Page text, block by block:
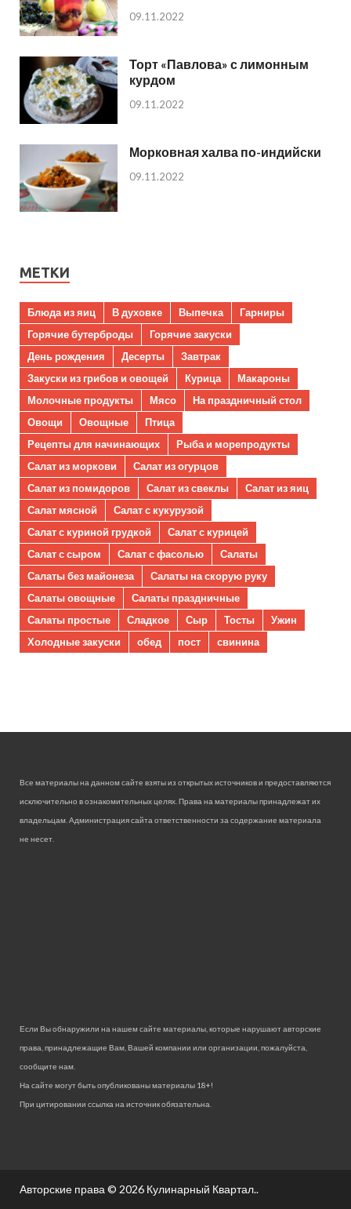
09.11.2022
Торт «Павлова» с лимонным
курдом
09.11.2022
Морковная халва по-индийски
09.11.2022
МЕТКИ
Блюда из яиц В духовке Выпечка
Гарниры
Горячие бутерброды
Горячие закуски
День рождения
Десерты
Завтрак
Закуски из грибов и овощей
Курица
Макароны
Молочные продукты
Мясо
На праздничный стол
Овощи
Овощные
Птица
Рецепты для начинающих
Рыба и морепродукты
Салат из моркови
Салат из огурцов
Салат из помидоров
Салат из свеклы
Салат из яиц
Салат мясной
Салат с кукурузой
Салат с куриной грудкой
Салат с курицей
Салат с сыром
Салат с фасолью
Салаты
Салаты без майонеза
Салаты на скорую руку
Салаты овощные
Салаты праздничные
Салаты простые
Сладкое Сыр Тосты
Ужин
Холодные закуски
обед пост свинина
Все материалы на данном сайте взяты из открытых источников и предоставляются
исключительно в ознакомительных целях. Права на материалы принадлежат их
владельцам. Администрация сайта ответственности за содержание материала
не несет.
Если Вы обнаружили на нашем сайте материалы, которые нарушают авторские
права, принадлежащие Вам, Вашей компании или организации, пожалуйста,
сообщите нам.
На сайте могут быть опубликованы материалы 18+!
При цитировании ссылка на источник обязательна.
Авторские права © 2026 Кулинарный Квартал..